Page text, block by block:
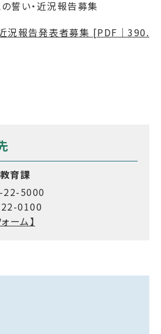
況報告発表者募集 [PDF｜390.
育課
22-5000
22-0100
ーム】